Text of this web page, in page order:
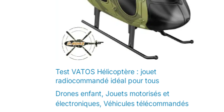
Test VATOS Hélicoptère : jouet
radiocommandé idéal pour tous
Drones enfant, Jouets motorisés et
électroniques, Véhicules télécommandés